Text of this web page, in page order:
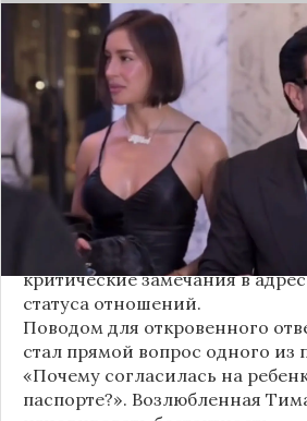
Валентина Иванова,
публично ответила на
своем решении родить ребенка
официального брака. Ее резкая
первым косвенным
рождении дочери, ранее
изданием «СтарХит».
Хотя сама звездная пара
объявляла о пополнении,
засыпали их поздравлениями.
некоторые комментаторы
критические замечания в
статуса отношений.
Поводом для откровенного
стал прямой вопрос одного из
«Почему согласилась на
паспорте?». Возлюбленная